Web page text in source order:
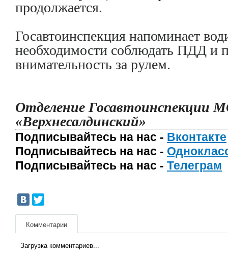
продолжается.
Госавтоинспекция напоминает
необходимости соблюдать ПДД и
внимательность за рулем.
Отделение Госавтоинспекции
«Верхнесалдинский»
Подписывайтесь на нас - Вконтакте
Подписывайтесь на нас -
Подписывайтесь на нас - Телеграм
Комментарии
Загрузка комментариев...